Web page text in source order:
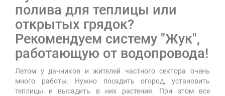
полива для теплицы или
открытых грядок?
Рекомендуем систему "Жук",
работающую от водопровода!
Летом у дачников и жителей частного сектора очень
много работы. Нужно посадить огород, установить
теплицы и высадить в них растения. При этом все